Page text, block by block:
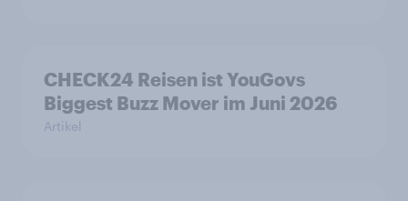
CHECK24 Reisen ist YouGovs
Biggest Buzz Mover im Juni 2026
Artikel